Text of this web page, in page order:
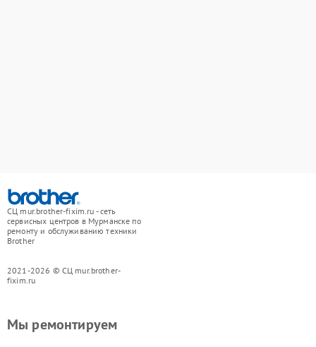
СЦ mur.brother-fixim.ru - сеть
сервисных центров в Мурманске по
ремонту и обслуживанию техники
Brother
2021-2026 © СЦ mur.brother-
fixim.ru
Мы ремонтируем